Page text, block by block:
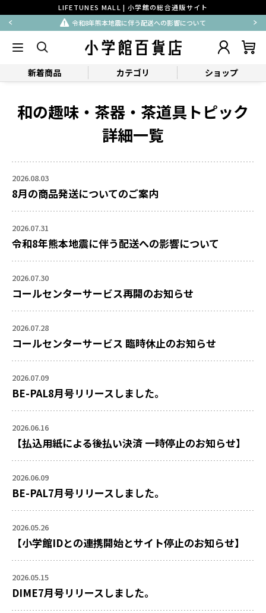
LIFETUNES MALL | 小学館の総合通販サイト
令和8年熊本地震に伴う配送への影響について
新着商品 カテゴリ ショップ
和の趣味・茶器・茶道具トピック
詳細一覧
2026.08.03
8月の商品発送についてのご案内
2026.07.31
令和8年熊本地震に伴う配送への影響について
2026.07.30
コールセンターサービス再開のお知らせ
2026.07.28
コールセンターサービス 臨時休止のお知らせ
2026.07.09
BE-PAL8月号リリースしました。
2026.06.16
【払込用紙による後払い決済 一時停止のお知らせ】
2026.06.09
BE-PAL7月号リリースしました。
2026.05.26
【小学館IDとの連携開始とサイト停止のお知らせ】
2026.05.15
DIME7月号リリースしました。